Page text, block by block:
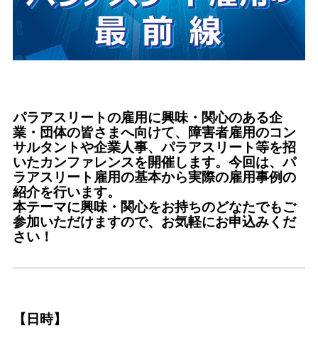
パラアスリートの雇用に興味・関心のある企
業・団体の皆さまへ向けて、障害者雇用のコン
サルタントや企業人事、パラアスリート等を招
いたカンファレンスを開催します。今回は、パ
ラアスリート雇用の基本から実際の雇用事例の
紹介を行います。
本テーマに興味・関心をお持ちのどなたでもご
参加いただけますので、お気軽にお申込みくだ
さい！
【日時】